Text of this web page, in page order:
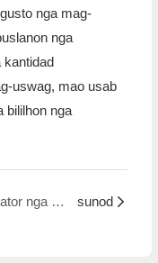
nga mag-
nga
kantidad
uswag, mao usab
bililhon nga
Giunsa paggamit ang usa ka vacuum granulator nga adunay usa ka bulawan nga vacuum casting machine aron makahimo og taas nga kalidad nga mga partikulo sa bulawan ug pilak sunod